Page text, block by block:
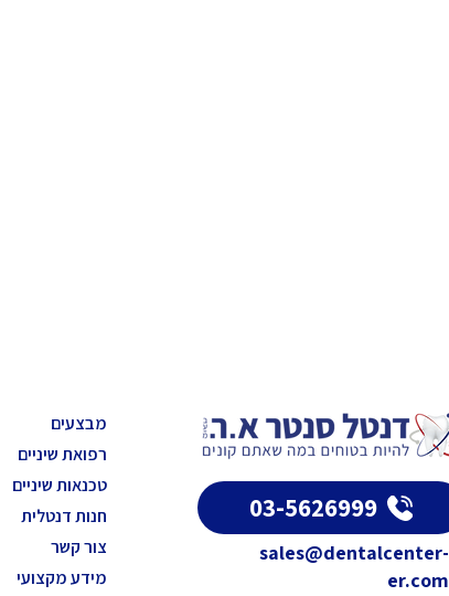
03-5626999
sales@dentalcenter-
er.com
מבצעים
רפואת שיניים
טכנאות שיניים
חנות דנטלית
צור קשר
מידע מקצועי